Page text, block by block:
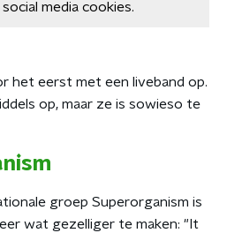
media cookies.
het eerst met een liveband op.
op, maar ze is sowieso te
groep Superorganism is
wat gezelliger te maken: "It